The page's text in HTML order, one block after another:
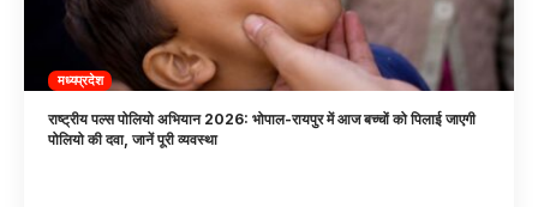
मध्यप्रदेश
राष्ट्रीय पल्स पोलियो अभियान 2026: भोपाल-रायपुर में आज बच्चों को पिलाई जाएगी
पोलियो की दवा, जानें पूरी व्यवस्था